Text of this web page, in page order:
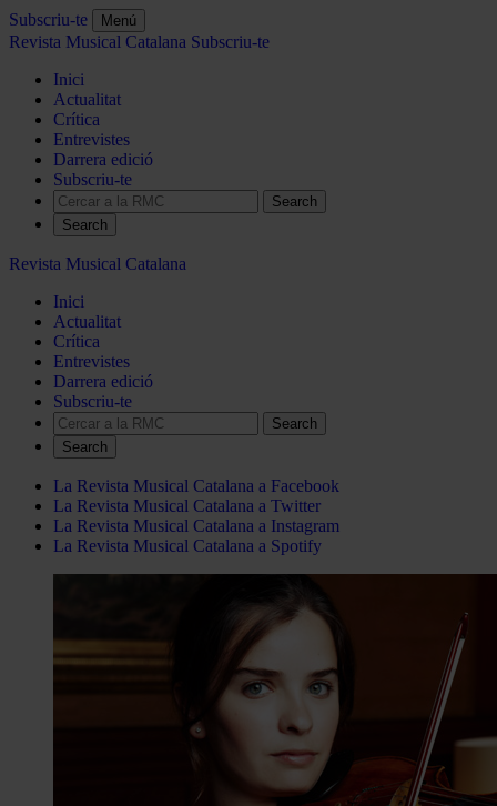
Subscriu-te Menú
Revista Musical Catalana Subscriu-te
Inici
Actualitat
Crítica
Entrevistes
Darrera edició
Subscriu-te
Search
Revista Musical Catalana
Inici
Actualitat
Crítica
Entrevistes
Darrera edició
Subscriu-te
Search
La Revista Musical Catalana a Facebook
La Revista Musical Catalana a Twitter
La Revista Musical Catalana a Instagram
La Revista Musical Catalana a Spotify